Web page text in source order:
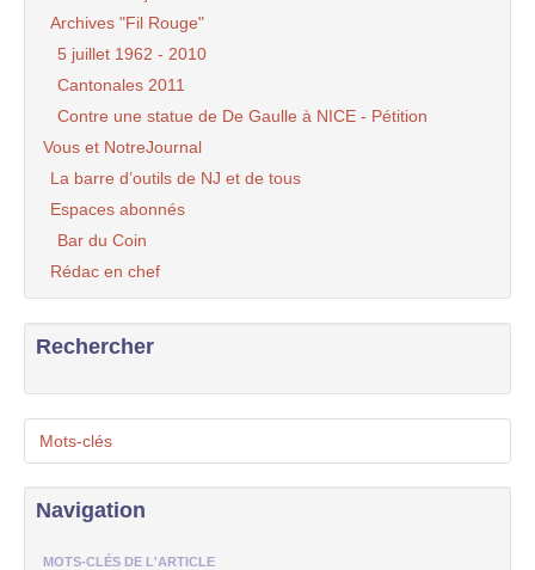
Archives "Fil Rouge"
5 juillet 1962 - 2010
Cantonales 2011
Contre une statue de De Gaulle à NICE - Pétition
Vous et NotreJournal
La barre d’outils de NJ et de tous
Espaces abonnés
Bar du Coin
Rédac en chef
Rechercher
Mots-clés
Navigation
MOTS-CLÉS DE L'ARTICLE